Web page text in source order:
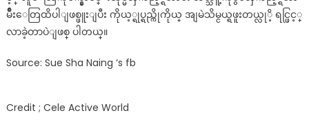
မ်ိဳးေတြထိပါျဖစ္ဖူးျပီး ကိုယ့္ရုပ္ရည္ကိုကိုယ္ အျမဲသိမ္ငယ္ရဖူးတယ္လုိ့ ရင္ဖြင့္
လာခဲ့တာပဲျဖစ္ ပါတယ္။
Source: Sue Sha Naing ‘s fb
Credit ; Cele Active World